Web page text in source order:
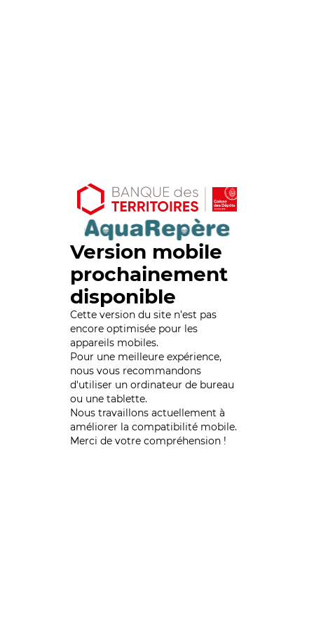
Version mobile
prochainement
disponible
Cette version du site n’est pas
encore optimisée pour les
appareils mobiles.
Pour une meilleure expérience,
nous vous recommandons
d'utiliser un ordinateur de bureau
ou une tablette.
Nous travaillons actuellement à
améliorer la compatibilité mobile.
Merci de votre compréhension !